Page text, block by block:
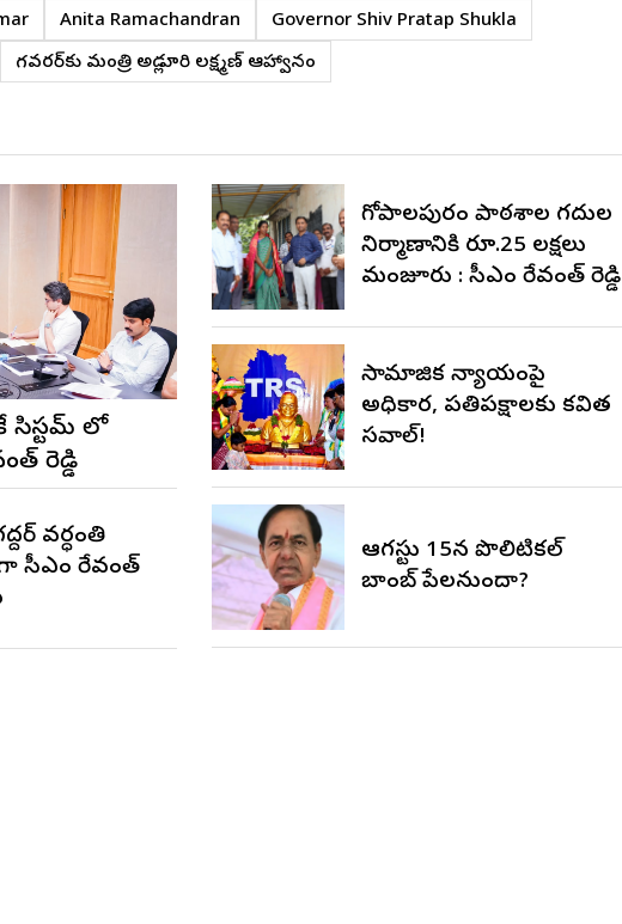
Anita Ramachandran
Governor Shiv Pratap Shukla
గవర్నర్‌కు మంత్రి అడ్లూరి లక్ష్మణ్ ఆహ్వానం
సిస్టమ్ లో
రెడ్డి
వర్ధంతి
సీఎం రేవంత్‌
గోపాల‌పురం పాఠ‌శాల గ‌దుల
నిర్మాణానికి రూ.25 ల‌క్ష‌లు
మంజూరు : సీఎం రేవంత్ రెడ్డి
సామాజిక న్యాయంపై
అధికార, ప్రతిపక్షాలకు కవిత
సవాల్!
ఆగస్టు 15న పొలిటికల్
బాంబ్ పేలనుందా?